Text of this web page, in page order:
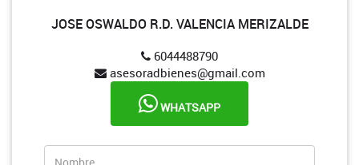
JOSE OSWALDO R.D. VALENCIA MERIZALDE
6044488790
asesoradbienes@gmail.com
WHATSAPP